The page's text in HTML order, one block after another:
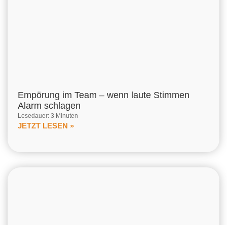
Empörung im Team – wenn laute Stimmen
Alarm schlagen
Lesedauer: 3 Minuten
JETZT LESEN »